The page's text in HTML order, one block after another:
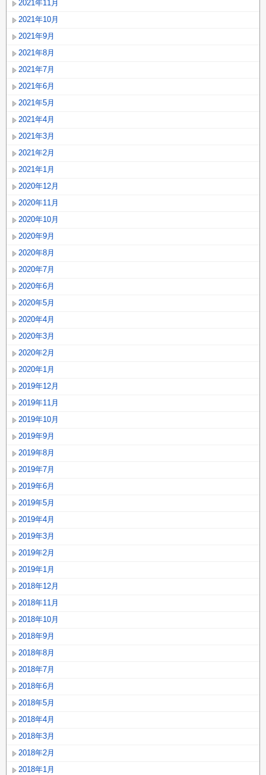
2021年11月
2021年10月
2021年9月
2021年8月
2021年7月
2021年6月
2021年5月
2021年4月
2021年3月
2021年2月
2021年1月
2020年12月
2020年11月
2020年10月
2020年9月
2020年8月
2020年7月
2020年6月
2020年5月
2020年4月
2020年3月
2020年2月
2020年1月
2019年12月
2019年11月
2019年10月
2019年9月
2019年8月
2019年7月
2019年6月
2019年5月
2019年4月
2019年3月
2019年2月
2019年1月
2018年12月
2018年11月
2018年10月
2018年9月
2018年8月
2018年7月
2018年6月
2018年5月
2018年4月
2018年3月
2018年2月
2018年1月